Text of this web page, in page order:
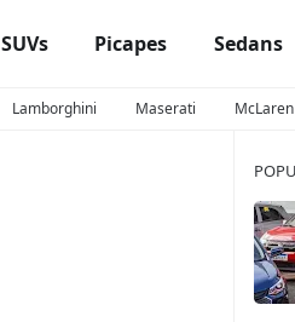
SUVs Picapes Sedans
Lamborghini Maserati McLaren